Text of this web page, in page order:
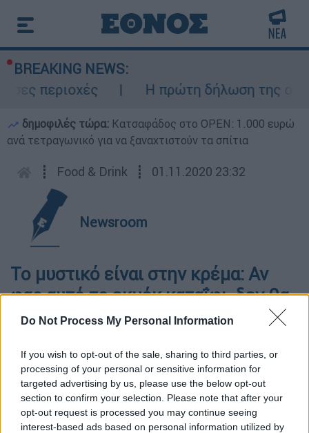
Do Not Process My Personal Information
If you wish to opt-out of the sale, sharing to third parties, or
processing of your personal or sensitive information for
targeted advertising by us, please use the below opt-out
section to confirm your selection. Please note that after your
opt-out request is processed you may continue seeing
interest-based ads based on personal information utilized by
BREAKING NEWS:
περιοχές
Η πρώτη δήλωση της
δημοφιλές τώρα: Κατσαφάδος στο OPEN: 1.000 ευρώ
ανά τετραγωνικό για να ξαναχτιστούν τα σπίτια
┋ Food & Drink ┋ 01.11.2020 23:32
Newsroom
Το μυστικό είναι στην κρέμα: Αν
φας αυτό το εκμέκ καταΐφι, δεν θα
θες ποτέ ξανά άλλο γλυκό
το όνειρο.